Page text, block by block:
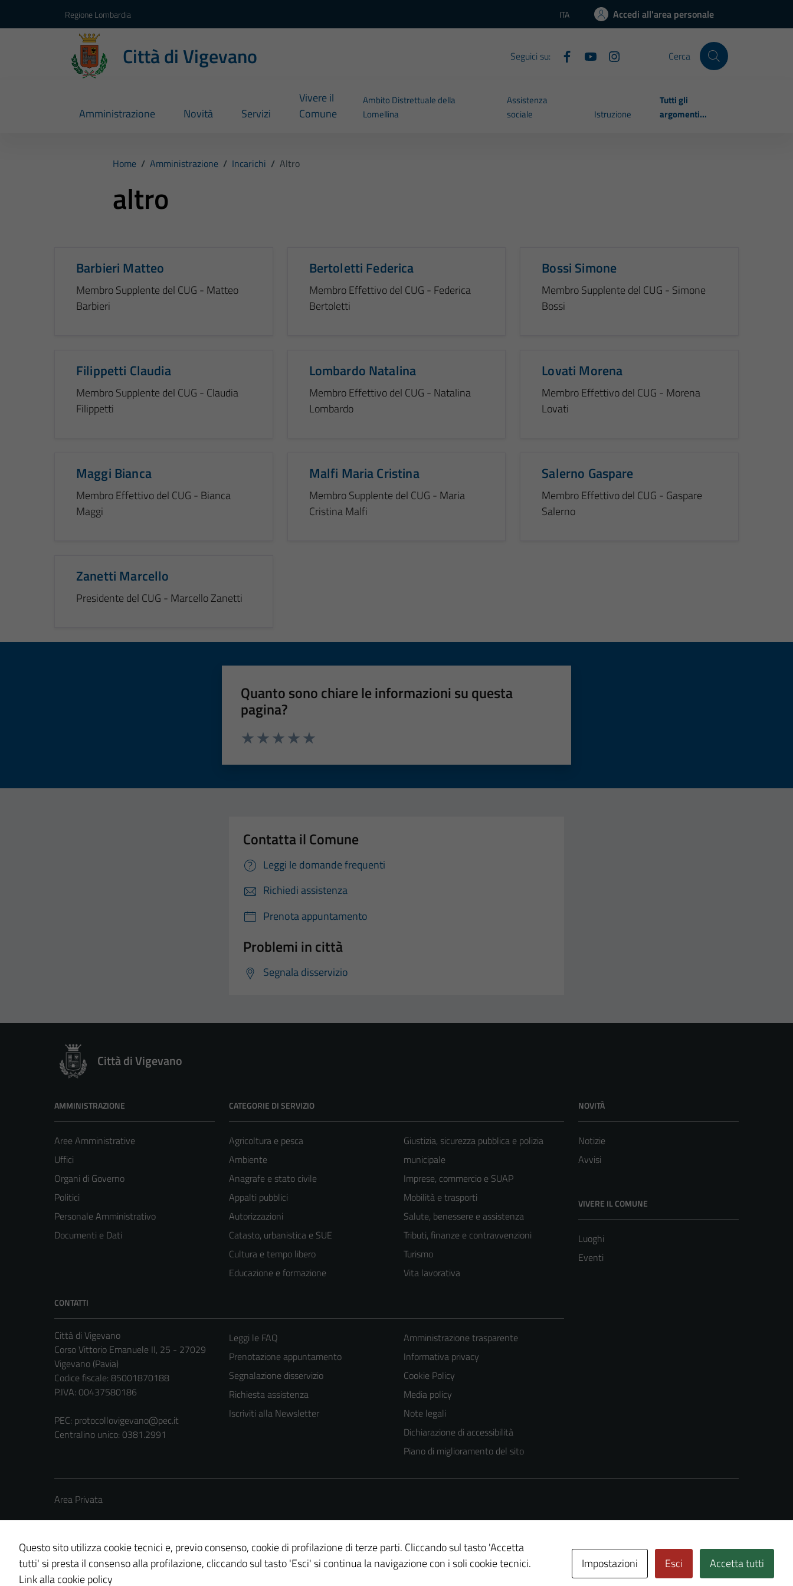
Regione Lombardia Lingua attiva:
ITA Accedi all'area personale
Città di Vigevano Seguici su: Cerca
Amministrazione Novità Servizi
Vivere il
Comune
Ambito Distrettuale della
Lomellina
Assistenza
sociale
Istruzione
Tutti gli
argomenti...
Home / Amministrazione / Incarichi / Altro
altro
Barbieri Matteo
Membro Supplente del CUG - Matteo
Barbieri
Bertoletti Federica
Membro Effettivo del CUG - Federica
Bertoletti
Bossi Simone
Membro Supplente del CUG - Simone
Bossi
Filippetti Claudia
Membro Supplente del CUG - Claudia
Filippetti
Lombardo Natalina
Membro Effettivo del CUG - Natalina
Lombardo
Lovati Morena
Membro Effettivo del CUG - Morena
Lovati
Maggi Bianca
Membro Effettivo del CUG - Bianca
Maggi
Malfi Maria Cristina
Membro Supplente del CUG - Maria
Cristina Malfi
Salerno Gaspare
Membro Effettivo del CUG - Gaspare
Salerno
Zanetti Marcello
Presidente del CUG - Marcello Zanetti
Quanto sono chiare le informazioni su questa
pagina?
Contatta il Comune
Leggi le domande frequenti
Richiedi assistenza
Prenota appuntamento
Problemi in città
Segnala disservizio
Città di Vigevano
AMMINISTRAZIONE
Aree Amministrative
Uffici
Organi di Governo
Politici
Personale Amministrativo
Documenti e Dati
CATEGORIE DI SERVIZIO
Agricoltura e pesca
Ambiente
Anagrafe e stato civile
Appalti pubblici
Autorizzazioni
Catasto, urbanistica e SUE
Cultura e tempo libero
Educazione e formazione
Giustizia, sicurezza pubblica e polizia
municipale
Imprese, commercio e SUAP
Mobilità e trasporti
Salute, benessere e assistenza
Tributi, finanze e contravvenzioni
Turismo
Vita lavorativa
NOVITÀ
Notizie
Avvisi
VIVERE IL COMUNE
Luoghi
Eventi
CONTATTI
Città di Vigevano
Corso Vittorio Emanuele II, 25 - 27029
Vigevano (Pavia)
Codice fiscale: 85001870188
P.IVA: 00437580186
PEC: protocollovigevano@pec.it
Centralino unico: 0381.2991
Leggi le FAQ
Prenotazione appuntamento
Segnalazione disservizio
Richiesta assistenza
Iscriviti alla Newsletter
Amministrazione trasparente
Informativa privacy
Cookie Policy
Media policy
Note legali
Dichiarazione di accessibilità
Piano di miglioramento del sito
Area Privata
Credits: © Technical Design s.r.l.
Questo sito utilizza cookie tecnici e, previo consenso, cookie di profilazione di terze parti. Cliccando sul tasto 'Accetta
tutti' si presta il consenso alla profilazione, cliccando sul tasto 'Esci' si continua la navigazione con i soli cookie tecnici.
Link alla cookie policy
Impostazioni Esci Accetta tutti